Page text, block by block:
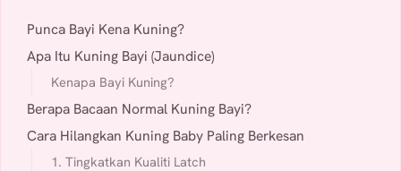
Punca Bayi Kena Kuning?
Apa Itu Kuning Bayi (Jaundice)
Kenapa Bayi Kuning?
Berapa Bacaan Normal Kuning Bayi?
Cara Hilangkan Kuning Baby Paling Berkesan
1. Tingkatkan Kualiti Latch